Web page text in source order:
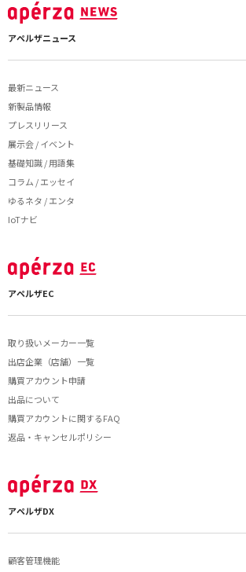
アペルザニュース
最新ニュース
新製品情報
プレスリリース
展示会 / イベント
基礎知識 / 用語集
コラム / エッセイ
ゆるネタ / エンタ
IoTナビ
アペルザEC
取り扱いメーカー一覧
出店企業（店舗）一覧
購買アカウント申請
出品について
購買アカウントに関するFAQ
返品・キャンセルポリシー
アペルザDX
顧客管理機能